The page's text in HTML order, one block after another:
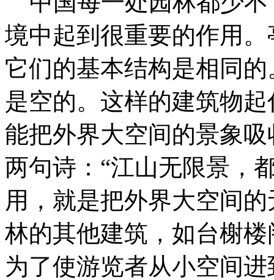
境中起到很重要的作用
它们的基本结构是相同
是空的。这样的建筑物
能把外界大空间的景象
两句诗：“江山无限景，
用，就是把外界大空间
林的其他建筑，如台榭
为了使游览者从小空间